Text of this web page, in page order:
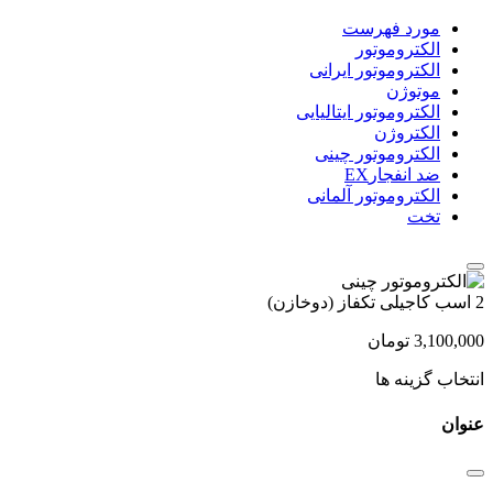
مورد فهرست
الکتروموتور
الکتروموتور ایرانی
موتوژن
الکتروموتور ایتالیایی
الکتروژن
الکتروموتور چینی
ضد انفجارEX
الکتروموتور آلمانی
تخت
2 اسب کاجیلی تکفاز (دوخازن)
3,100,000 تومان
انتخاب گزینه ها
عنوان